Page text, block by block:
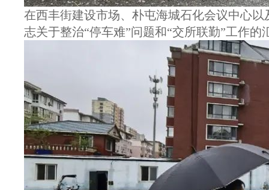
在西丰街建设市场、朴屯海城石化会议中心
志关于整治“停车难”问题和“交所联勤”工作